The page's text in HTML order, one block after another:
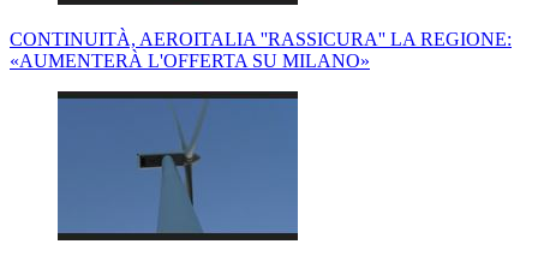
CONTINUITÀ, AEROITALIA ''RASSICURA'' LA REGIONE:
«AUMENTERÀ L'OFFERTA SU MILANO»